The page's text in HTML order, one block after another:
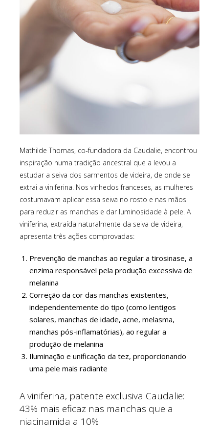
Mathilde Thomas, co-fundadora da Caudalie, encontrou
inspiração numa tradição ancestral que a levou a
estudar a seiva dos sarmentos de videira, de onde se
extrai a viniferina. Nos vinhedos franceses, as mulheres
costumavam aplicar essa seiva no rosto e nas mãos
para reduzir as manchas e dar luminosidade à pele. A
viniferina, extraída naturalmente da seiva de videira,
apresenta três ações comprovadas:
Prevenção de manchas ao regular a tirosinase, a
enzima responsável pela produção excessiva de
melanina
Correção da cor das manchas existentes,
independentemente do tipo (como lentigos
solares, manchas de idade, acne, melasma,
manchas pós-inflamatórias), ao regular a
produção de melanina
Iluminação e unificação da tez, proporcionando
uma pele mais radiante
A viniferina, patente exclusiva Caudalie:
43% mais eficaz nas manchas que a
niacinamida a 10%